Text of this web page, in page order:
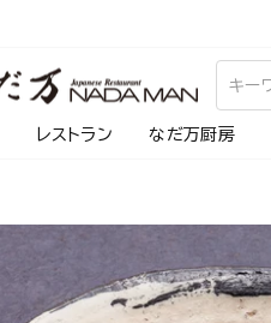
レストラン なだ万厨房